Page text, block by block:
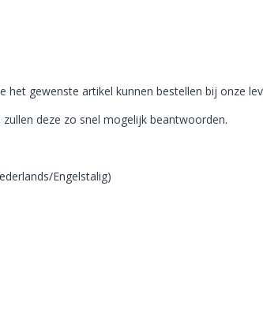
gewenste artikel kunnen bestellen bij onze
deze zo snel mogelijk beantwoorden.
Engelstalig)